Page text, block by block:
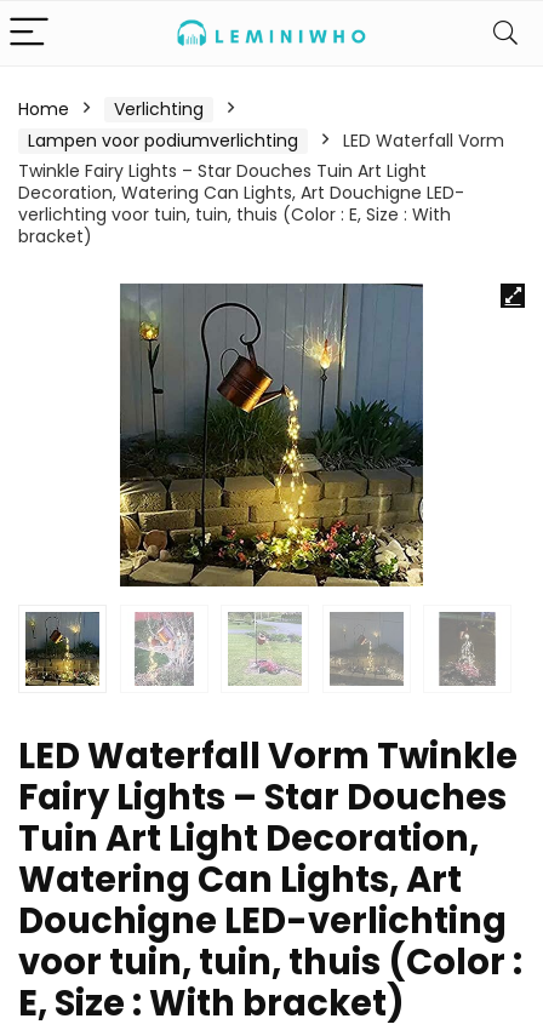
Home
Verlichting
Lampen voor podiumverlichting
LED Waterfall Vorm
Twinkle Fairy Lights – Star Douches Tuin Art Light
Decoration, Watering Can Lights, Art Douchigne LED-
verlichting voor tuin, tuin, thuis (Color : E, Size : With
bracket)
LED Waterfall Vorm Twinkle
Fairy Lights – Star Douches
Tuin Art Light Decoration,
Watering Can Lights, Art
Douchigne LED-verlichting
voor tuin, tuin, thuis (Color :
E, Size : With bracket)